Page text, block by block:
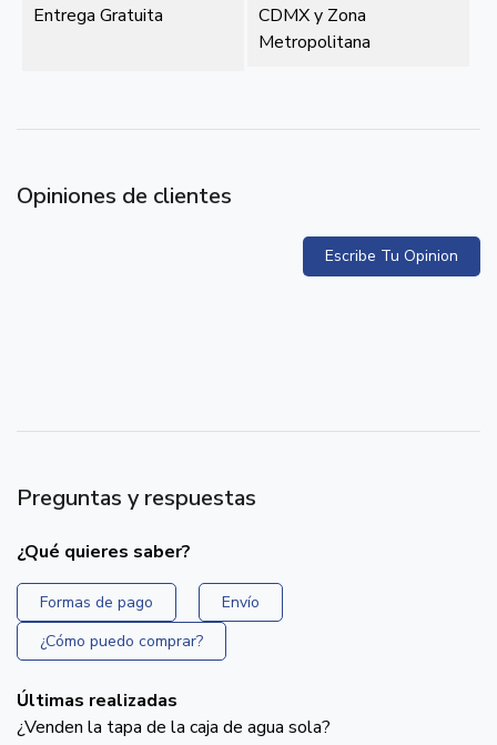
Entrega Gratuita
CDMX y Zona
Metropolitana
Opiniones de clientes
Escribe Tu Opinion
Preguntas y respuestas
¿Qué quieres saber?
Formas de pago
Envío
¿Cómo puedo comprar?
Últimas realizadas
¿Venden la tapa de la caja de agua sola?